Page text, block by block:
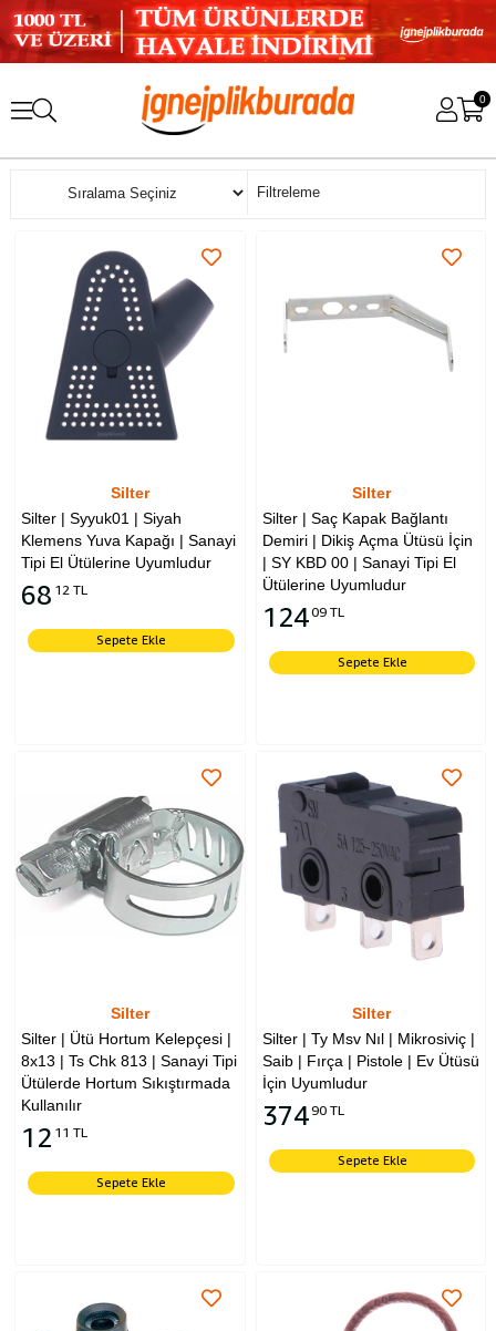
0
Filtreleme
Sıralama
Silter
Silter | Syyuk01 | Siyah
Klemens Yuva Kapağı | Sanayi
Tipi El Ütülerine Uyumludur
68 12 TL
Sepete Ekle
Silter
Silter | Saç Kapak Bağlantı
Demiri | Dikiş Açma Ütüsü İçin
| SY KBD 00 | Sanayi Tipi El
Ütülerine Uyumludur
12409 TL
Sepete Ekle
Silter
Silter | Ütü Hortum Kelepçesi |
8x13 | Ts Chk 813 | Sanayi Tipi
Ütülerde Hortum Sıkıştırmada
Kullanılır
12 11 TL
Sepete Ekle
Silter
Silter | Ty Msv Nıl | Mikrosiviç |
Saib | Fırça | Pistole | Ev Ütüsü
İçin Uyumludur
37490 TL
Sepete Ekle